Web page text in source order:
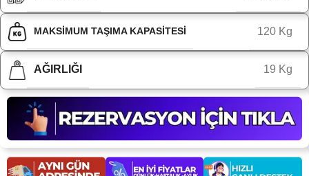
MAKSIMUM TAŞIMA KAPASITESI 120 Kg
AĞIRLIĞI 19 Kg